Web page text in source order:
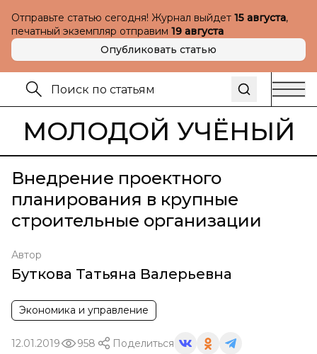
Отправьте статью сегодня! Журнал выйдет 15 августа,
печатный экземпляр отправим 19 августа
Опубликовать статью
МОЛОДОЙ УЧЁНЫЙ
Внедрение проектного
планирования в крупные
строительные организации
Автор
Буткова Татьяна Валерьевна
Экономика и управление
12.01.2019 958 Поделиться